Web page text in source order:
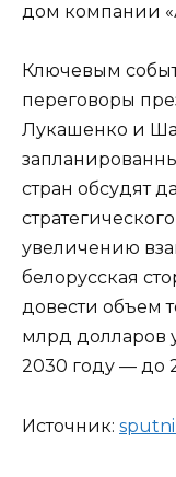
дом компании
Ключевым
переговоры
Лукашенко и
стран обсудят
увеличению
белорусская
довести объем
млрд долларов
2030 году — до
Источник: